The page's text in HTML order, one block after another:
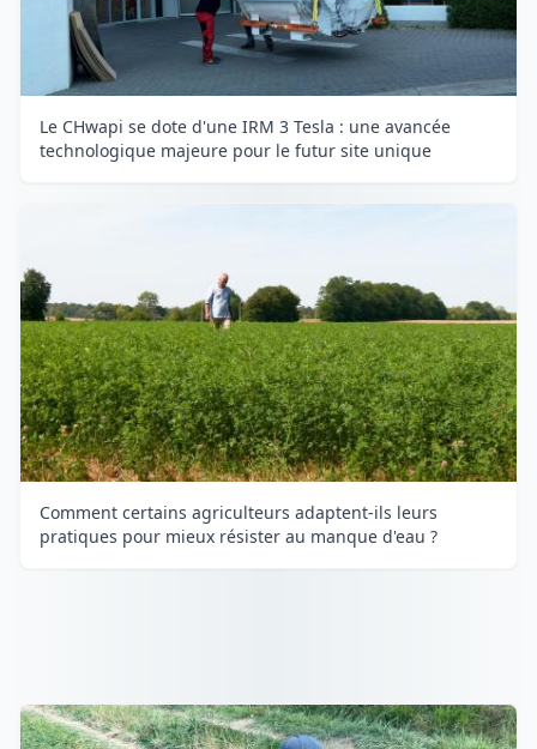
Le CHwapi se dote d'une IRM 3 Tesla : une avancée
technologique majeure pour le futur site unique
Comment certains agriculteurs adaptent-ils leurs
pratiques pour mieux résister au manque d'eau ?